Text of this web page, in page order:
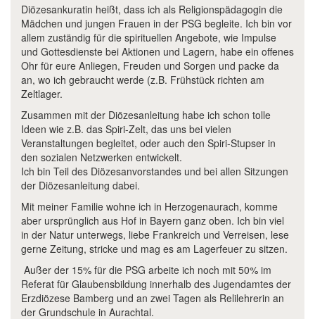
Diözesankuratin heißt, dass ich als Religionspädagogin die
Mädchen und jungen Frauen in der PSG begleite. Ich bin vor
allem zuständig für die spirituellen Angebote, wie Impulse
und Gottesdienste bei Aktionen und Lagern, habe ein offenes
Ohr für eure Anliegen, Freuden und Sorgen und packe da
an, wo ich gebraucht werde (z.B. Frühstück richten am
Zeltlager.
Zusammen mit der Diözesanleitung habe ich schon tolle
Ideen wie z.B. das Spiri-Zelt, das uns bei vielen
Veranstaltungen begleitet, oder auch den Spiri-Stupser in
den sozialen Netzwerken entwickelt.
Ich bin Teil des Diözesanvorstandes und bei allen Sitzungen
der Diözesanleitung dabei.
Mit meiner Familie wohne ich in Herzogenaurach, komme
aber ursprünglich aus Hof in Bayern ganz oben. Ich bin viel
in der Natur unterwegs, liebe Frankreich und Verreisen, lese
gerne Zeitung, stricke und mag es am Lagerfeuer zu sitzen.
Außer der 15% für die PSG arbeite ich noch mit 50% im
Referat für Glaubensbildung innerhalb des Jugendamtes der
Erzdiözese Bamberg und an zwei Tagen als Relilehrerin an
der Grundschule in Aurachtal.